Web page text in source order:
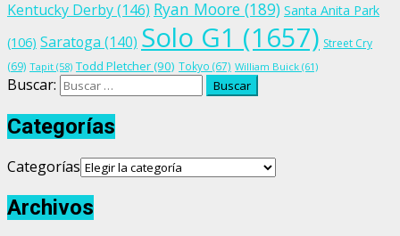
Kentucky Derby(146) Ryan Moore (189) Santa Anita Park
(106) Saratoga (140) Solo G1 (1657) Street Cry
(69) Tapit (58) Todd Pletcher(90) Tokyo (67) William Buick (61)
Buscar:
Categorías
Categorías
Archivos